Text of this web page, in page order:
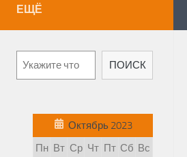
ЕЩЁ
Поиск
ПОИСК
Октябрь 2023
Пн Вт Ср Чт Пт Сб Вс